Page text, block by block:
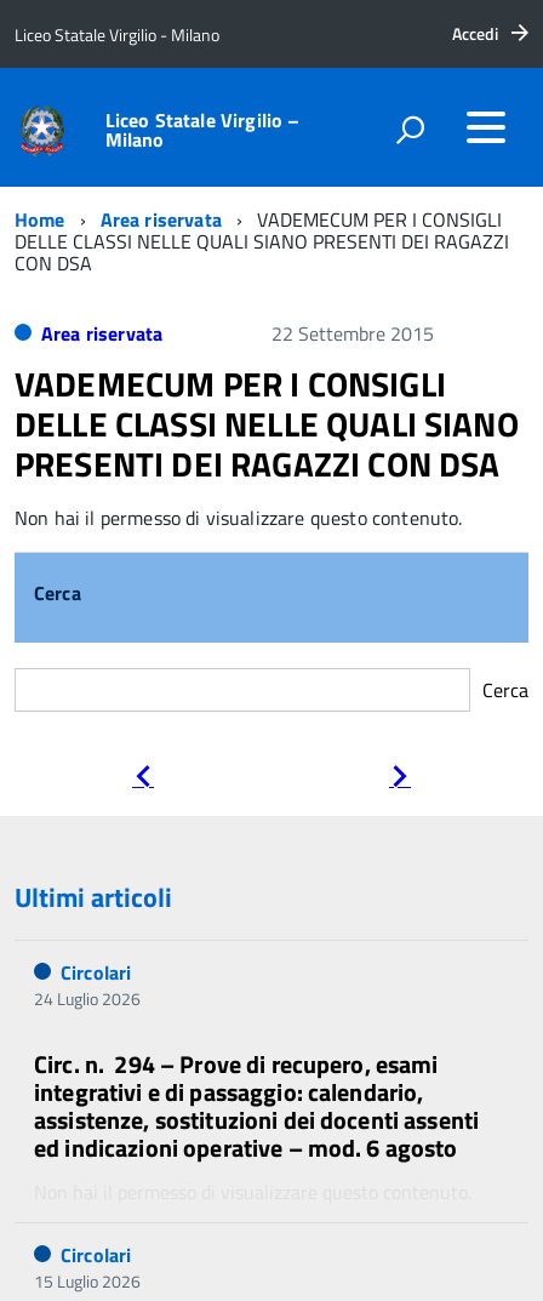
Liceo Statale Virgilio - Milano Accedi
Liceo Statale Virgilio –
Milano
Home Area riservata VADEMECUM PER I CONSIGLI
DELLE CLASSI NELLE QUALI SIANO PRESENTI DEI RAGAZZI
CON DSA
Area riservata 22 Settembre 2015
VADEMECUM PER I CONSIGLI
DELLE CLASSI NELLE QUALI SIANO
PRESENTI DEI RAGAZZI CON DSA
Non hai il permesso di visualizzare questo contenuto.
Cerca
Cerca
Ultimi articoli
Circolari
24 Luglio 2026
Circ. n. 294 – Prove di recupero, esami
integrativi e di passaggio: calendario,
assistenze, sostituzioni dei docenti assenti
ed indicazioni operative – mod. 6 agosto
Circolari
15 Luglio 2026